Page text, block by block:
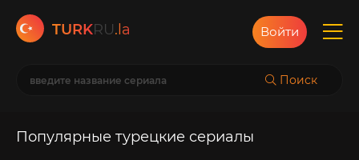
TURKRU.la
Поиск
Войти
Популярные турецкие сериалы